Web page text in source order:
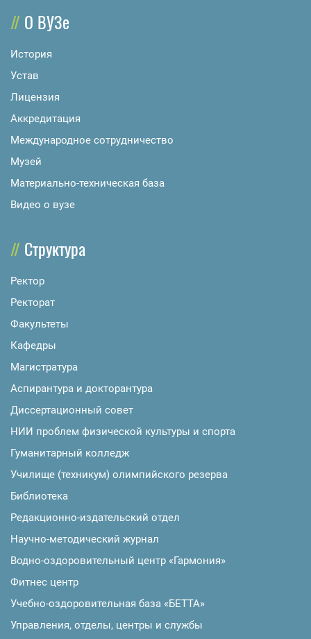
О ВУЗе
История
Устав
Лицензия
Аккредитация
Международное сотрудничество
Музей
Материально-техническая база
Видео о вузе
Структура
Ректор
Ректорат
Факультеты
Кафедры
Магистратура
Аспирантура и докторантура
Диссертационный совет
НИИ проблем физической культуры и спорта
Гуманитарный колледж
Училище (техникум) олимпийского резерва
Библиотека
Редакционно-издательский отдел
Научно-методический журнал
Водно-оздоровительный центр «Гармония»
Фитнес центр
Учебно-оздоровительная база «БЕТТА»
Управления, отделы, центры и службы